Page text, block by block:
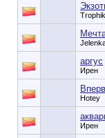
аргус
Ирен
Hotey
Ирен